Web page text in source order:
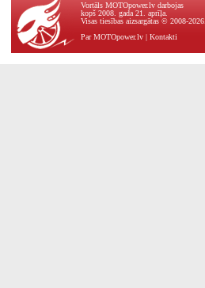
Vortāls MOTOpower.lv darbojas
kopš 2008. gada 21. aprīļa.
Visas tiesības aizsargātas © 2008-2026.
Par MOTOpower.lv | Kontakti